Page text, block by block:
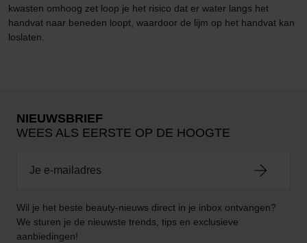
kwasten omhoog zet loop je het risico dat er water langs het
handvat naar beneden loopt, waardoor de lijm op het handvat kan
loslaten.
NIEUWSBRIEF
WEES ALS EERSTE OP DE HOOGTE
Wil je het beste beauty-nieuws direct in je inbox ontvangen?
We sturen je de nieuwste trends, tips en exclusieve
aanbiedingen!